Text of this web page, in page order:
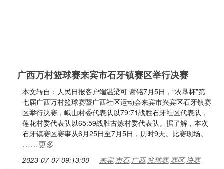
广西万村篮球赛来宾市石牙镇赛区举行决赛
本文转自：人民日报客户端温梁可 谢铭7月5日，“农垦杯”第
七届广西万村篮球赛暨广西社区运动会来宾市兴宾区石牙镇赛
区举行决赛，峨山村委代表队以79:71战胜石牙社区代表队，
莲花村委代表队以65:59战胜古炼村委代表队。据了解，本次
石牙镇赛区赛事从6月25日至7月5日，历时9天。比赛现场。
……更多
2023-07-07 09:13:00 来宾,市石,广西,篮球赛,赛区,决赛